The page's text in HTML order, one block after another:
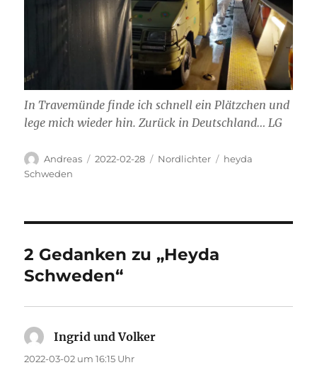
In Travemünde finde ich schnell ein Plätzchen und
lege mich wieder hin. Zurück in Deutschland… LG
Autor
Andreas
Veröffentlicht
2022-02-28 Kategorien
Nordlichter Schlagwörter
heyda
Schweden
2 Gedanken zu „Heyda
Schweden“
Ingrid und Volker
2022-03-02 um 16:15 Uhr